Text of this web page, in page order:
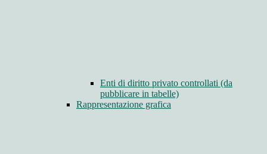
Enti di diritto privato controllati (da
pubblicare in tabelle)
Rappresentazione grafica